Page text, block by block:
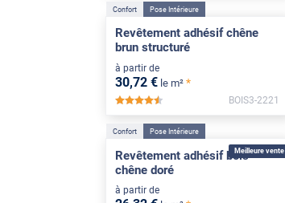
Confort Pose Intérieure
Revêtement adhésif chêne
brun structuré
à partir de
30,72 € le m² *
*****
BOIS3-2221
Meilleure vente
Confort Pose Intérieure
Revêtement adhésif bois
chêne doré
à partir de